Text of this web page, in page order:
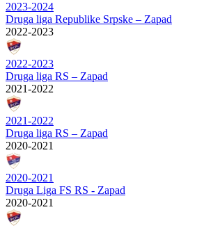
2023-2024
Druga liga Republike Srpske – Zapad
2022-2023
2022-2023
Druga liga RS – Zapad
2021-2022
2021-2022
Druga liga RS – Zapad
2020-2021
2020-2021
Druga Liga FS RS - Zapad
2020-2021